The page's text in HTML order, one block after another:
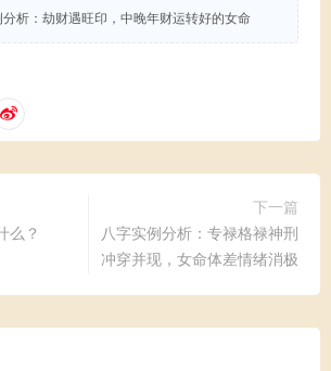
分析：劫财遇旺印，中晚年财运转好的女命
么？
下一篇
八字实例分析：专禄格禄神刑
冲穿并现，女命体差情绪消极